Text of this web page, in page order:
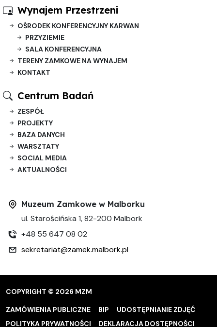
Wynajem Przestrzeni
OŚRODEK KONFERENCYJNY KARWAN
PRZYZIEMIE
SALA KONFERENCYJNA
TERENY ZAMKOWE NA WYNAJEM
KONTAKT
Centrum Badań
ZESPÓŁ
PROJEKTY
BAZA DANYCH
WARSZTATY
SOCIAL MEDIA
AKTUALNOŚCI
Muzeum Zamkowe w Malborku
ul. Starościńska 1, 82-200 Malbork
+48 55 647 08 02
sekretariat@zamek.malbork.pl
COPYRIGHT © 2026 MZM
ZAMÓWIENIA PUBLICZNE BIP
UDOSTĘPNIANIE ZDJĘĆ
POLITYKA PRYWATNOŚCI
DEKLARACJA DOSTĘPNOŚCI